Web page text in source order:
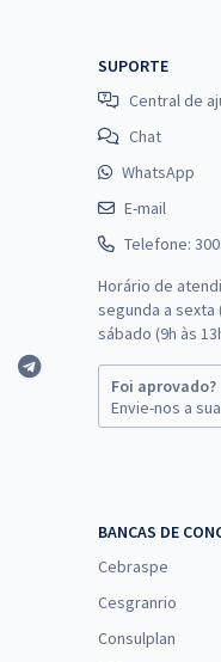
SUPORTE
Central de
Chat
WhatsApp
E-mail
Telefone:
Horário de
segunda a sexta
sábado (9h às
Foi aprovado?
Envie-nos a
BANCAS DE
Cebraspe
Cesgranrio
Consulplan